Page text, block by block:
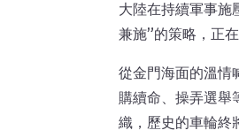
大陸在持續軍事施
兼施”的策略，正
從金門海面的溫情
購續命、操弄選舉
織，歷史的車輪終